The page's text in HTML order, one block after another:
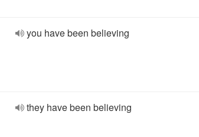
you have been believing
they have been believing